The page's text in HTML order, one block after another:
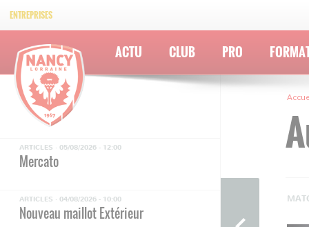
ENTREPRISES
ACTU CLUB PRO
ARTICLES · 05/08/2026 - 12:00
Mercato
ARTICLES · 04/08/2026 - 10:00
Nouveau maillot Extérieur